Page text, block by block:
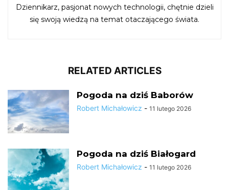
Dziennikarz, pasjonat nowych technologii, chętnie dzieli
się swoją wiedzą na temat otaczającego świata.
RELATED ARTICLES
Pogoda na dziś Baborów
Robert Michałowicz - 11 lutego 2026
Pogoda na dziś Białogard
Robert Michałowicz - 11 lutego 2026